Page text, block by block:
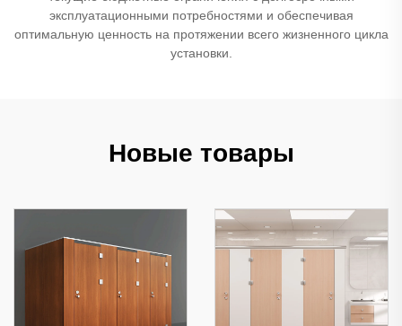
эксплуатационными потребностями и обеспечивая
оптимальную ценность на протяжении всего жизненного цикла
установки.
Новые товары